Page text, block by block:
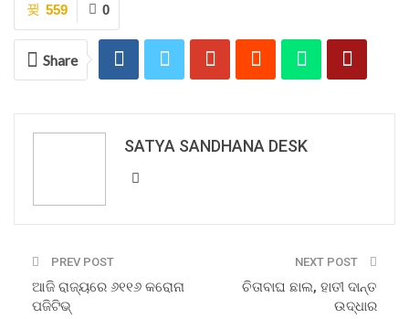
0
559
Share
SATYA SANDHANA DESK
PREV POST
ଆଜି ରାଜ୍ୟରେ ୬୧୧୬ କରୋନା
ପଜିଟିଭ୍
NEXT POST
ଚିତାବାଘ ଛାଲ, ହାତୀ ଦାନ୍ତ
ଉଦ୍ଧାର